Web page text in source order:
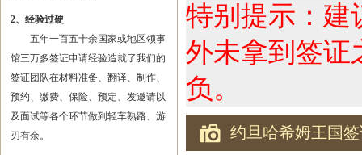
2、经验过硬
五年一百五十余国家或地区领事
馆三万多签证申请经验造就了我们的
签证团队在材料准备、翻译、制作、
预约、缴费、保险、预定、发邀请以
及面试等各个环节做到轻车熟路、游
刃有余。
特别提示：建
外未拿到签证
负。
约旦哈希姆王国